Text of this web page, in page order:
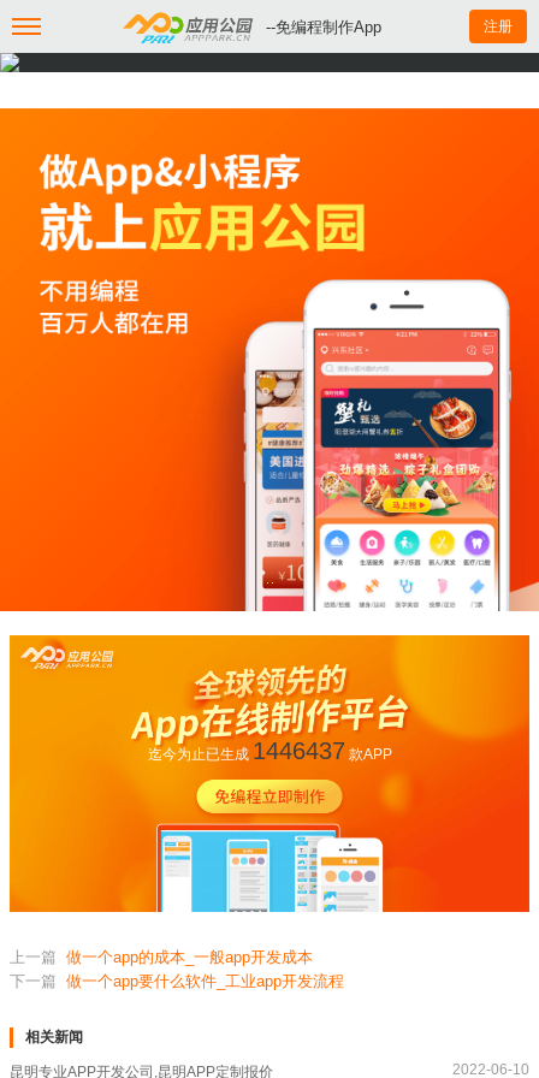
--免编程制作App 注册
迄今为止已生成 1446437 款APP
上一篇 做一个app的成本_一般app开发成本
下一篇 做一个app要什么软件_工业app开发流程
相关新闻
昆明专业APP开发公司,昆明APP定制报价 2022-06-10